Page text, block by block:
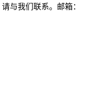
与我们联系。邮箱：